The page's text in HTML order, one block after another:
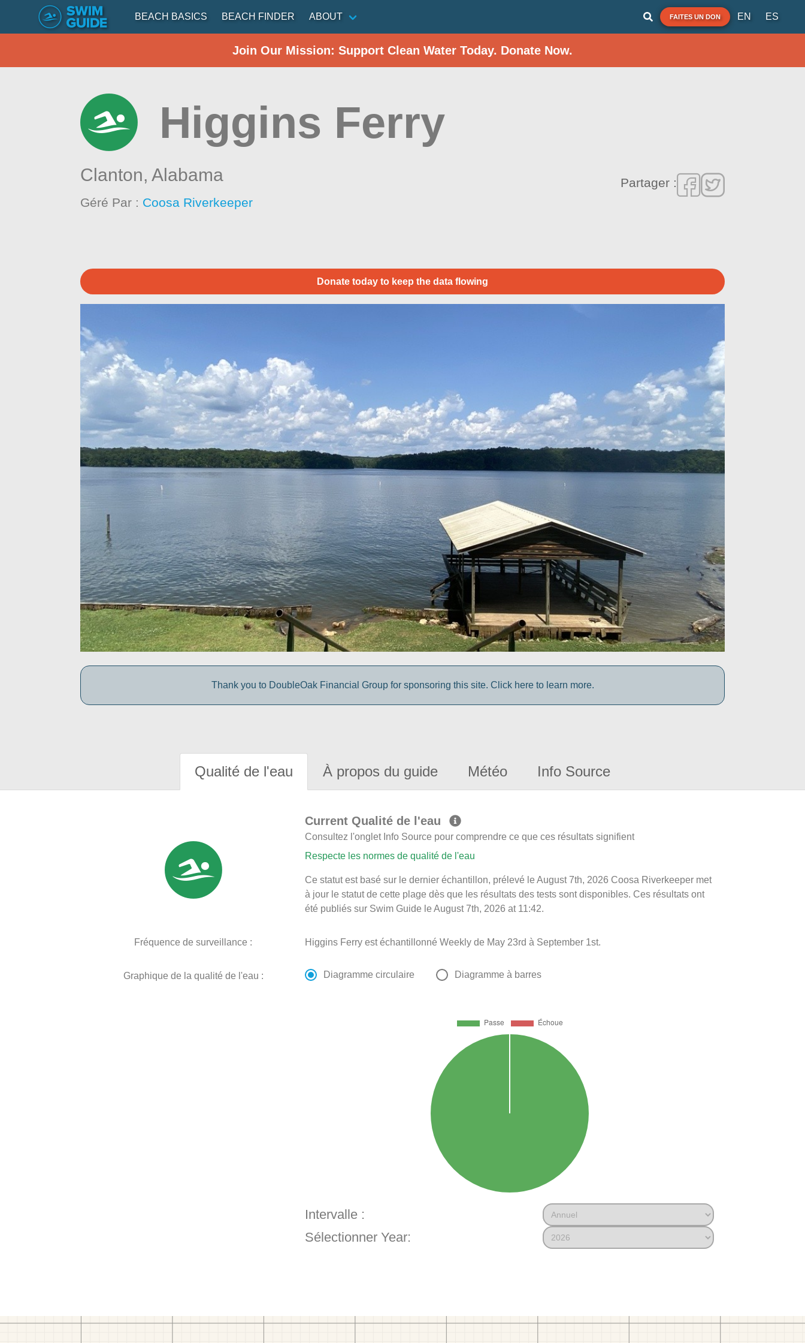
BEACH BASICS BEACH FINDER ABOUT FAITES UN DON EN ES
Join Our Mission: Support Clean Water Today. Donate Now.
Higgins Ferry
Clanton,Alabama
Géré Par : Coosa Riverkeeper
Partager :
Donate today to keep the data flowing
Thank you to DoubleOak Financial Group for sponsoring this site. Click here to learn more.
Qualité de l'eau À propos du guide Météo Info Source
Current Qualité de l'eau
Consultez l'onglet Info Source pour comprendre ce que ces résultats signifient
Respecte les normes de qualité de l'eau
Ce statut est basé sur le dernier échantillon, prélevé le August 7th, 2026 Coosa Riverkeeper met
à jour le statut de cette plage dès que les résultats des tests sont disponibles. Ces résultats ont
été publiés sur Swim Guide le August 7th, 2026 at 11:42.
Fréquence de surveillance : Higgins Ferry est échantillonné Weekly de May 23rd à September 1st.
Graphique de la qualité de l'eau : Diagramme circulaire Diagramme à barres
Intervalle :
Sélectionner Year: